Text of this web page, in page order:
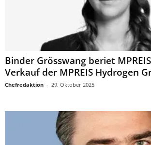
Binder Grösswang beriet
Verkauf der MPREIS Hydrogen
Chefredaktion - 29. Oktober 2025